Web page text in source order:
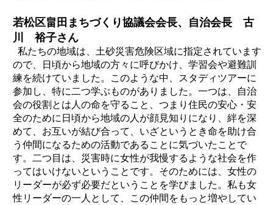
若松区畠田まちづくり協議会会長、自治会長 古
川 裕子さん
私たちの地域は、土砂災害危険区域に指定されています
ので、日頃から地域の方々に呼びかけ、学習会や避難訓
練を続けていました。このような中、スタディツアーに
参加し、特に二つ学ぶものがありました。一つは、自治
会の役割とは人の命を守ること、つまり住民の安心・安
全のために日頃から地域の人が顔見知りになり、絆を深
めて、お互いが結び合って、いざというとき命を助け合
う仲間になるための活動であることに気づいたことで
す。二つ目は、災害時に女性が我慢するような社会を作
ってはいけないということです。そのためには、女性の
リーダーが必ず必要だということを学びました。私も女
性リーダーの一人として、この仲間をもっと増やしてい